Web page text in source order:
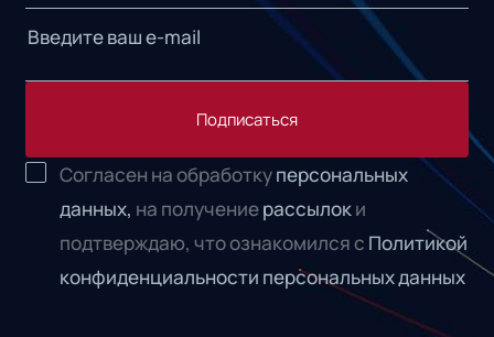
Подписаться
Согласен на обработкуперсональных
данных, на получениерассылок и
подтверждаю, что ознакомился с Политикой
конфиденциальности персональных данных